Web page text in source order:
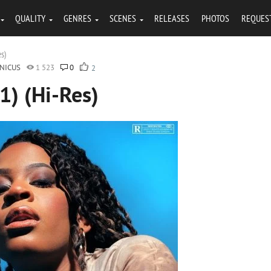
QUALITY GENRES SCENES RELEASES PHOTOS
1 523 0 2
(Hi-Res)